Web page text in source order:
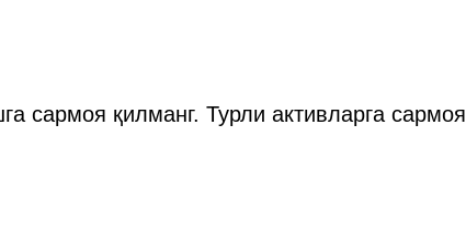
сармоя қилманг. Турли активларга сармоя